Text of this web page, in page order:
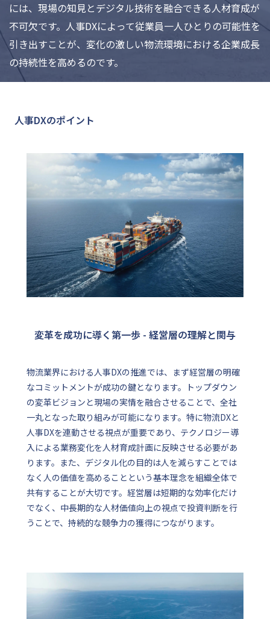
には、現場の知見とデジタル技術を融合できる人材育成が
不可欠です。人事DXによって従業員一人ひとりの可能性を
引き出すことが、変化の激しい物流環境における企業成長
の持続性を高めるのです。
人事DXのポイント
変革を成功に導く第一歩 - 経営層の理解と関与
物流業界における人事DXの推進では、まず経営層の明確
なコミットメントが成功の鍵となります。トップダウン
の変革ビジョンと現場の実情を融合させることで、全社
一丸となった取り組みが可能になります。特に物流DXと
人事DXを連動させる視点が重要であり、テクノロジー導
入による業務変化を人材育成計画に反映させる必要があ
ります。また、デジタル化の目的は人を減らすことでは
なく人の価値を高めることという基本理念を組織全体で
共有することが大切です。経営層は短期的な効率化だけ
でなく、中長期的な人材価値向上の視点で投資判断を行
うことで、持続的な競争力の獲得につながります。